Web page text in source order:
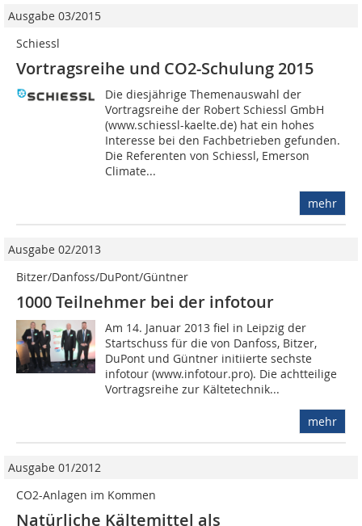
Ausgabe 03/2015
Schiessl
Vortragsreihe und CO2-Schulung 2015
Die diesjährige Themenauswahl der
Vortragsreihe der Robert Schiessl GmbH
(www.schiessl-kaelte.de) hat ein hohes
Interesse bei den Fachbetrieben gefunden.
Die Referenten von Schiessl, Emerson
Climate...
mehr
Ausgabe 02/2013
Bitzer/Danfoss/DuPont/Güntner
1000 Teilnehmer bei der infotour
Am 14. Januar 2013 fiel in Leipzig der
Startschuss für die von Danfoss, Bitzer,
DuPont und Güntner initiierte sechste
infotour (www.infotour.pro). Die achtteilige
Vortragsreihe zur Kältetechnik...
mehr
Ausgabe 01/2012
CO2-Anlagen im Kommen
Natürliche Kältemittel als